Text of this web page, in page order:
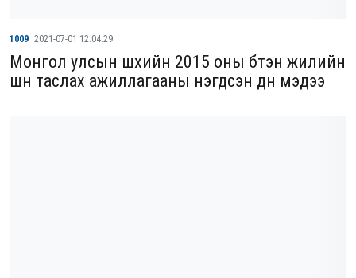
1009 2021-07-01 12:04:29
Монгол улсын шүүхийн 2015 оны бүтэн жилийн
шүүн таслах ажиллагааны нэгдсэн дүн мэдээ